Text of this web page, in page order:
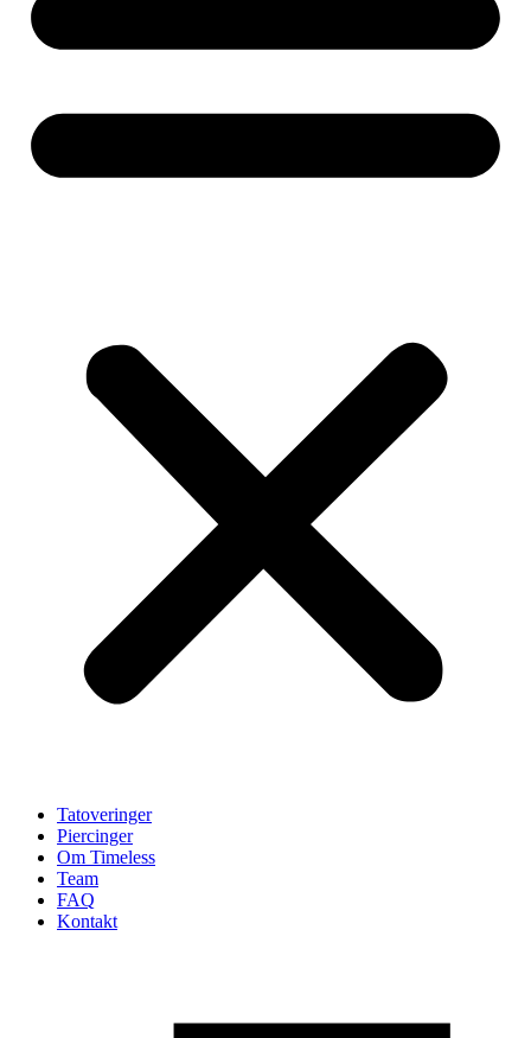
Tatoveringer
Piercinger
Om Timeless
Team
FAQ
Kontakt